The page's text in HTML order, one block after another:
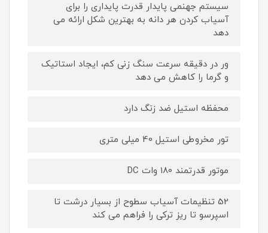
سیستم جهنمی پایدار قدرت پایداری را برای
آسیاب کردن هر دانه به بهترین شکل ارائه می
دهد
ور در دقیقه سرعت سنگ زنی کم، ایجاد استاتیک
و گرما را کاهش می دهد
محفظه استیل ضد زنگ دارد
تور مخروطی استیل 40 میلی متری
موتور قدرتمند 180 وات DC
52 تنظیمات آسیاب سطوح از بسیار درشت تا
اسپرسو تا ریز ترکی را فراهم می کند